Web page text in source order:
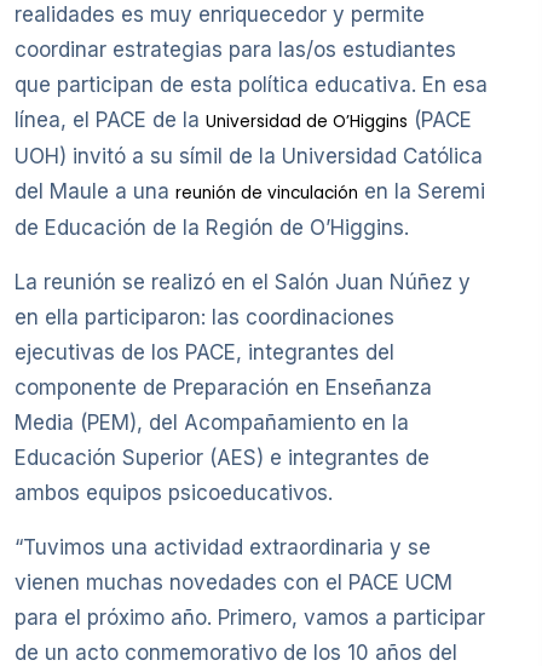
realidades es muy enriquecedor y permite
coordinar estrategias para las/os estudiantes
que participan de esta política educativa. En esa
línea, el PACE de la Universidad de O’Higgins (PACE
UOH) invitó a su símil de la Universidad Católica
del Maule a una reunión de vinculación en la Seremi
de Educación de la Región de O’Higgins.
La reunión se realizó en el Salón Juan Núñez y
en ella participaron: las coordinaciones
ejecutivas de los PACE, integrantes del
componente de Preparación en Enseñanza
Media (PEM), del Acompañamiento en la
Educación Superior (AES) e integrantes de
ambos equipos psicoeducativos.
“Tuvimos una actividad extraordinaria y se
vienen muchas novedades con el PACE UCM
para el próximo año. Primero, vamos a participar
de un acto conmemorativo de los 10 años del